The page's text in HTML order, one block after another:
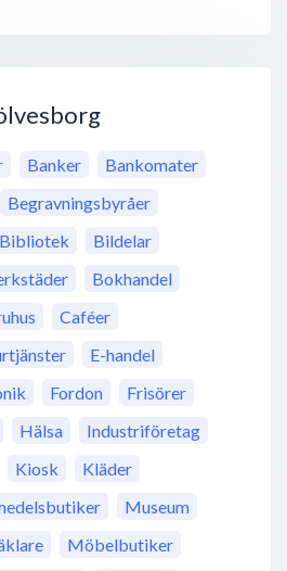
Banker
Bankomater
Begravningsbyråer
Bibliotek
Bildelar
Bokhandel
Caféer
E-handel
Fordon
Frisörer
Hälsa
Industriföretag
Kiosk
Kläder
Museum
Möbelbutiker